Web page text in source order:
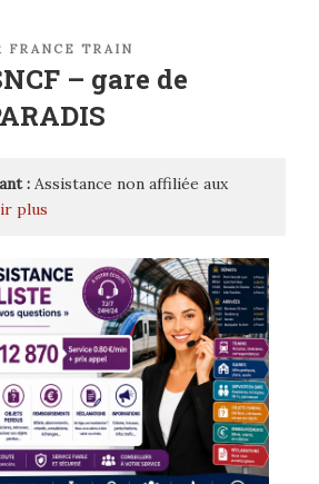
FRANCE TRAIN
– gare de
: Assistance non affiliée aux
plus